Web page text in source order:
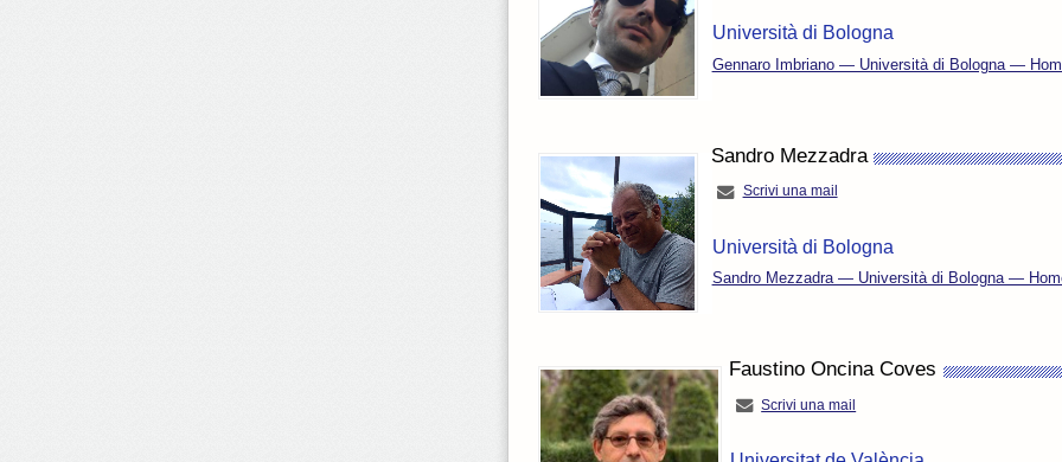
Università di Bologna
Gennaro Imbriano — Università di Bologna —
Sandro Mezzadra
Scrivi una mail
Università di Bologna
Sandro Mezzadra — Università di Bologna —
Faustino Oncina Coves
Scrivi una mail